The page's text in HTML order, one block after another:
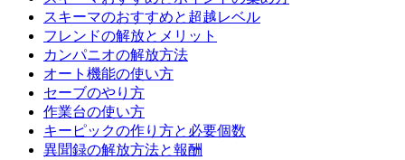
スキーマのおすすめと超越レベル
フレンドの解放とメリット
カンパニオの解放方法
オート機能の使い方
セーブのやり方
作業台の使い方
キーピックの作り方と必要個数
異聞録の解放方法と報酬